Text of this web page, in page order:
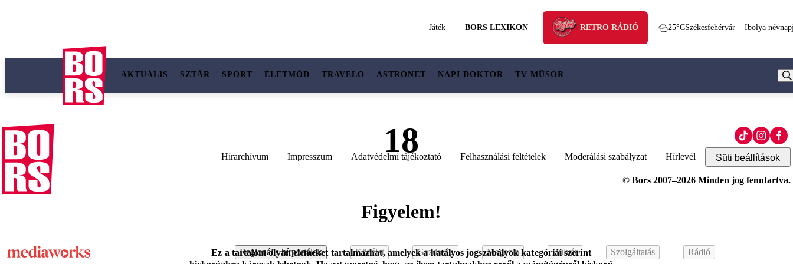
Játék BORS LEXIKON RETRO RÁDIÓ 25°CSzékesfehérvár Ibolya
AKTUÁLIS SZTÁR SPORT ÉLETMÓD TRAVELO ASTRONET NAPI DOKTOR TV MŰSOR
18
Figyelem!
Ez a tartalom olyan elemeket tartalmazhat, amelyek a hatályos jogszabályok kategóriái szerint
Hírarchívum Impresszum Adatvédelmi tájékoztató Felhasználási feltételek Moderálási szabályzat Hírlevél Süti beállítások
© Bors 2007–2026 Minden jog fenntartva.
Regionális hírportálok Közélet Gazdaság Magazin Bulvár Szolgáltatás Rádió